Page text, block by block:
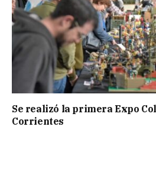
Se realizó la primera Expo
Corrientes